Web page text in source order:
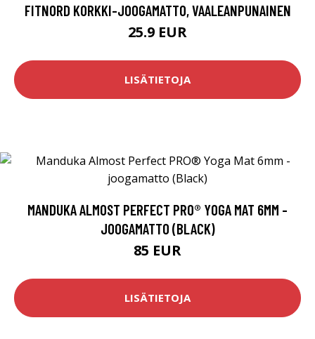
FITNORD KORKKI-JOOGAMATTO, VAALEANPUNAINEN
25.9 EUR
LISÄTIETOJA
MANDUKA ALMOST PERFECT PRO® YOGA MAT 6MM -
JOOGAMATTO (BLACK)
85 EUR
LISÄTIETOJA